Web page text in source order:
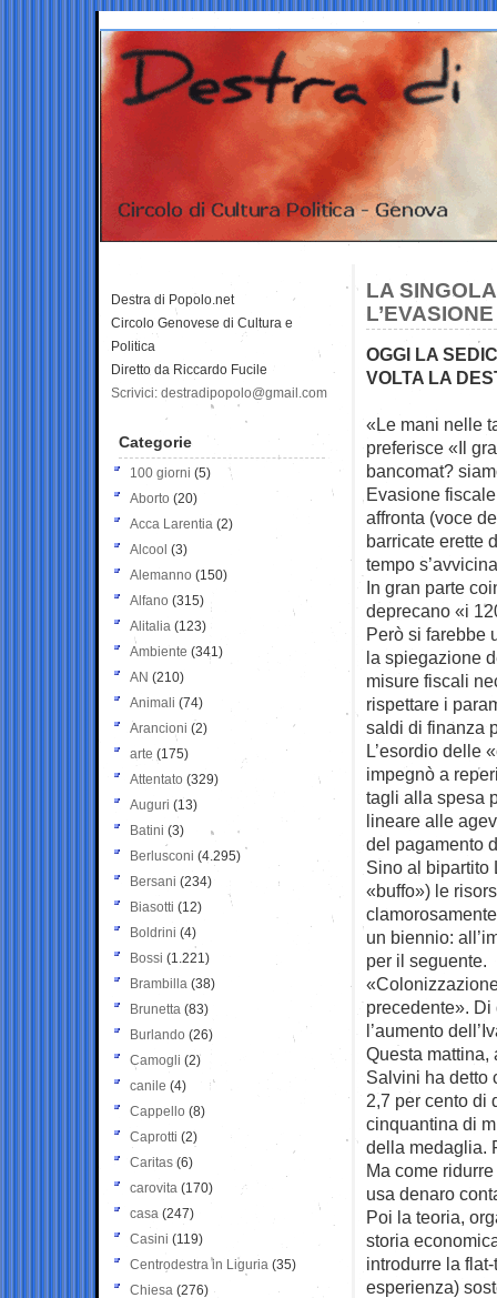
LA
OGGI LA
VOLTA LA
«Le mani nelle
preferisce «Il
bancomat?
Evasione
affronta (voce
barricate erette
tempo
In gran parte
deprecano «i
Però si farebbe
la spiegazione
misure fiscali
rispettare i
saldi di finanza
L’esordio delle
impegnò a
tagli alla spesa
lineare alle
del pagamento
Sino al bipartito
«buffo») le
un biennio:
per il seguente.
precedente».
l’aumento
Questa mattina,
Salvini ha detto
2,7 per cento di
cinquantina di
della medaglia.
Ma come
usa denaro
Poi la teoria,
storia
introdurre la
esperienza)
Destra di Popolo.net
Circolo Genovese di Cultura e
Politica
Diretto da Riccardo Fucile
Scrivici: destradipopolo@gmail.com
Categorie
100 giorni (5)
Aborto (20)
Acca Larentia (2)
Alcool (3)
Alemanno (150)
Alfano (315)
Alitalia (123)
Ambiente (341)
AN (210)
Animali (74)
Arancioni (2)
arte (175)
Attentato (329)
Auguri (13)
Batini (3)
Berlusconi (4.295)
Bersani (234)
Biasotti (12)
Boldrini (4)
Bossi (1.221)
Brambilla (38)
Brunetta (83)
Burlando (26)
Camogli (2)
canile (4)
Cappello (8)
Caprotti (2)
Caritas (6)
carovita (170)
casa (247)
Casini (119)
Centrodestra in Liguria (35)
Chiesa (276)